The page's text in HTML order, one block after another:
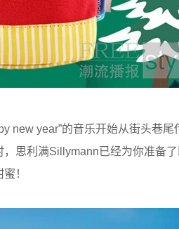
new year”的音乐开始从街头巷
思利满Sillymann已经为你准备
！